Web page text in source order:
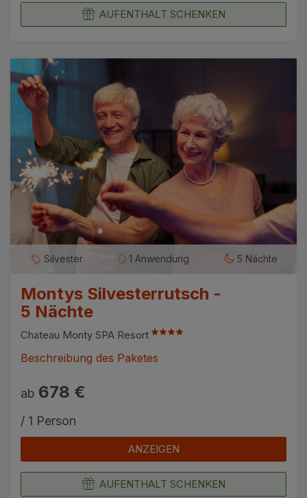
AUFENTHALT SCHENKEN
Silvester 1 Anwendung 5 Nächte
Montys Silvesterrutsch -
5 Nächte
Chateau Monty SPA Resort
Beschreibung des Paketes
ab 678 €
/ 1 Person
ANZEIGEN
AUFENTHALT SCHENKEN